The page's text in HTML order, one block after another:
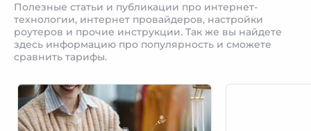
Полезные статьи и публикации про интернет-
технологии, интернет провайдеров, настройки
роутеров и прочие инструкции. Так же вы найдете
здесь информацию про популярность и сможете
сравнить тарифы.